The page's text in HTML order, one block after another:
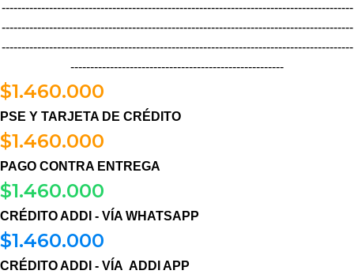
-----------------------------------------------------------------------------------------
-----------------------------------------------------------------------------------------
-----------------------------------------------------------------------------------------
------------------------------------------------------
$1.460.000
PSE Y TARJETA DE CRÉDITO
$1.460.000
PAGO CONTRA ENTREGA
$1.460.000
CRÉDITO ADDI - VÍA WHATSAPP
$1.460.000
CRÉDITO ADDI - VÍA ADDI APP